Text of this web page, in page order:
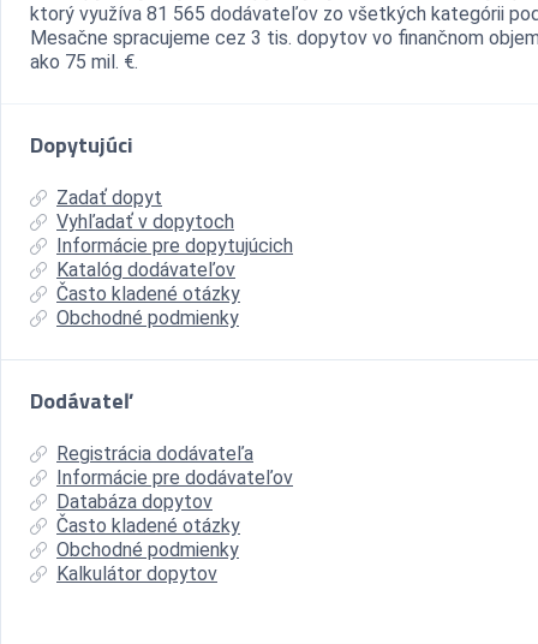
ktorý využíva 81 565 dodávateľov zo všetkých kategórii
Mesačne spracujeme cez 3 tis. dopytov vo finančnom
ako 75 mil. €.
Dopytujúci
Zadať dopyt
Vyhľadať v dopytoch
Informácie pre dopytujúcich
Katalóg dodávateľov
Často kladené otázky
Obchodné podmienky
Dodávateľ
Registrácia dodávateľa
Informácie pre dodávateľov
Databáza dopytov
Často kladené otázky
Obchodné podmienky
Kalkulátor dopytov